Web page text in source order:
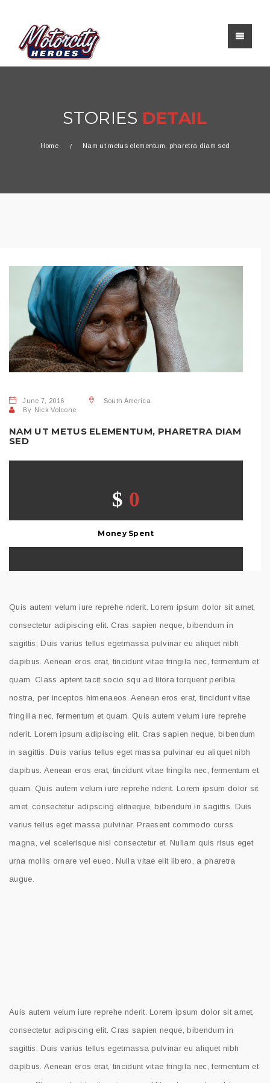
STORIES DETAIL
Home Nam ut metus elementum, pharetra diam sed
June 7, 2016
South America
By Nick Volcone
NAM UT METUS ELEMENTUM, PHARETRA DIAM
SED
$ 0
Money Spent
Quis autem velum iure reprehe nderit. Lorem ipsum dolor sit amet,
consectetur adipiscing elit. Cras sapien neque, bibendum in
sagittis. Duis varius tellus egetmassa pulvinar eu aliquet nibh
dapibus. Aenean eros erat, tincidunt vitae fringila nec, fermentum et
quam. Class aptent tacit socio squ ad litora torquent peribia
nostra, per inceptos himenaeos. Aenean eros erat, tincidunt vitae
fringilla nec, fermentum et quam. Quis autem velum iure reprehe
nderit. Lorem ipsum adipiscing elit. Cras sapien neque, bibendum
in sagittis. Duis varius tellus eget massa pulvinar eu aliquet nibh
dapibus. Aenean eros erat, tincidunt vitae fringila nec, fermentum et
quam. Quis autem velum iure reprehe nderit. Lorem ipsum dolor sit
amet, consectetur adipscing elitneque, bibendum in sagittis. Duis
varius tellus eget massa pulvinar. Praesent commodo curss
magna, vel scelerisque nisl consectetur et. Nullam quis risus eget
urna mollis ornare vel eueo. Nulla vitae elit libero, a pharetra
augue.
Auis autem velum iure reprehe nderit. Lorem ipsum dolor sit amet,
consectetur adipiscing elit. Cras sapien neque, bibendum in
sagittis. Duis varius tellus egetmassa pulvinar eu aliquet nibh
dapibus. Aenean eros erat, tincidunt vitae fringila nec, fermentum et